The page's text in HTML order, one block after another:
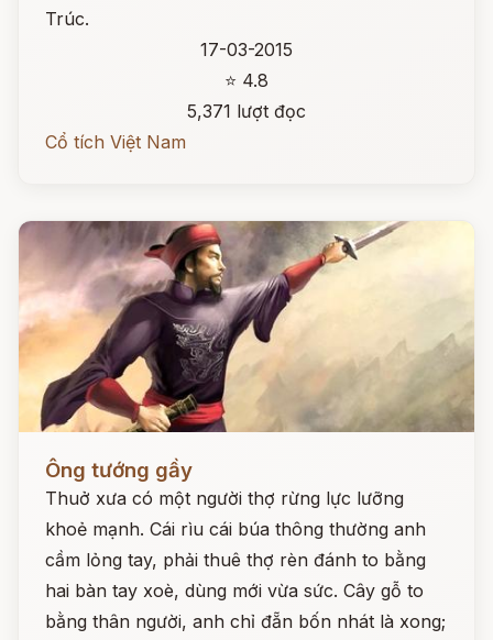
Trúc.
17-03-2015
⭐ 4.8
5,371 lượt đọc
Cổ tích Việt Nam
Đọc ngay
Ông tướng gầy
Thuở xưa có một người thợ rừng lực lưỡng
khoẻ mạnh. Cái rìu cái búa thông thường anh
cầm lỏng tay, phải thuê thợ rèn đánh to bằng
hai bàn tay xoè, dùng mới vừa sức. Cây gỗ to
bằng thân người, anh chỉ đẵn bốn nhát là xong;